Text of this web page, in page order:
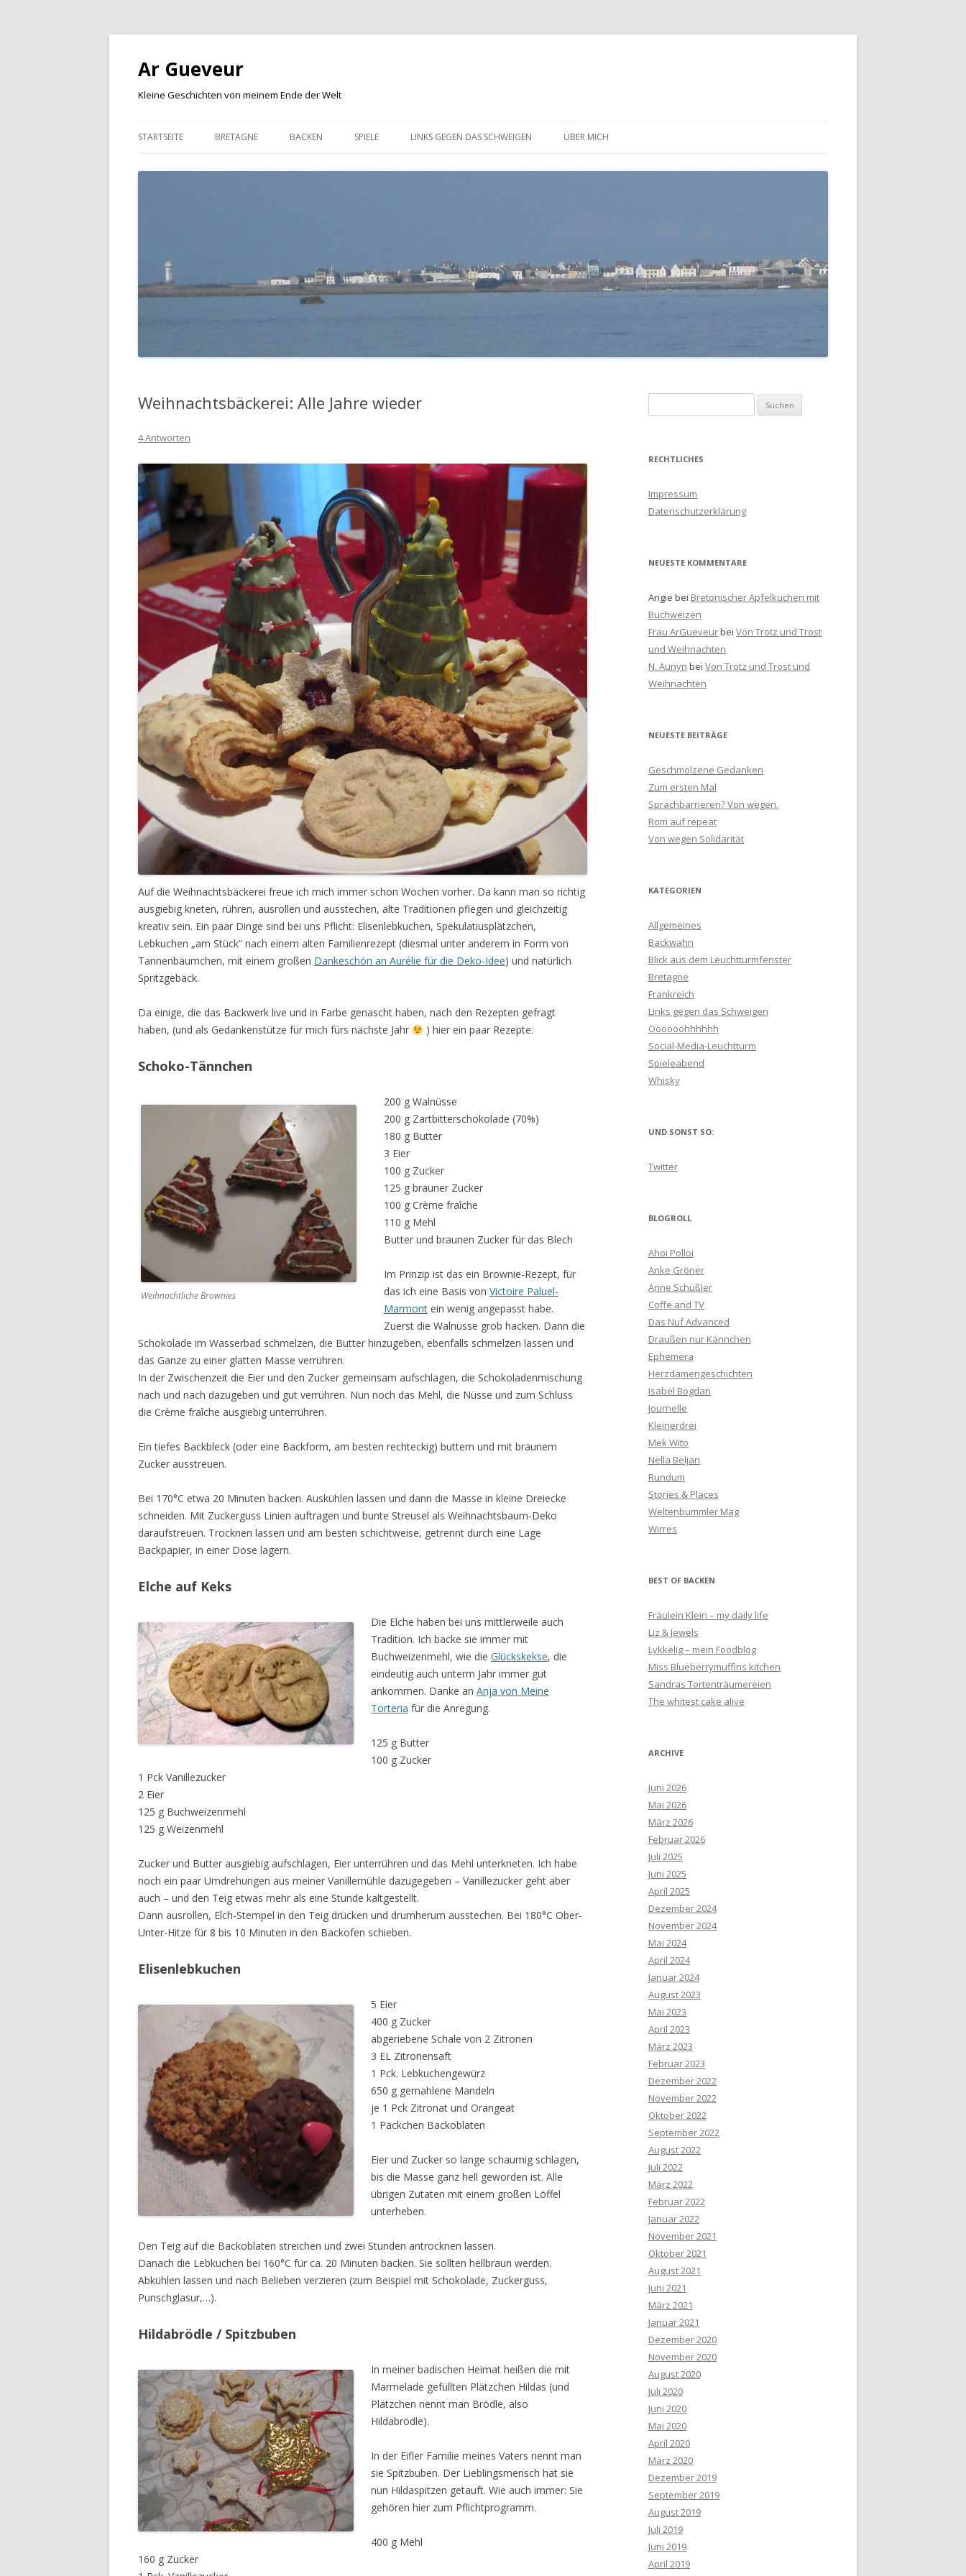
Ar Gueveur
Kleine Geschichten von meinem Ende der Welt
zum
STARTSEITE BRETAGNE BACKEN SPIELE LINKS GEGEN DAS SCHWEIGEN ÜBER MICH
Weihnachtsbäckerei: Alle Jahre wieder
4 Antworten
Auf die Weihnachtsbäckerei freue ich mich immer schon Wochen vorher. Da kann man so richtig
ausgiebig kneten, rühren, ausrollen und ausstechen, alte Traditionen pflegen und gleichzeitig
kreativ sein. Ein paar Dinge sind bei uns Pflicht: Elisenlebkuchen, Spekulatiusplätzchen,
Lebkuchen „am Stück“ nach einem alten Familienrezept (diesmal unter anderem in Form von
Tannenbäumchen, mit einem großen Dankeschön an Aurélie für die Deko-Idee) und natürlich
Spritzgebäck.
Da einige, die das Backwerk live und in Farbe genascht haben, nach den Rezepten gefragt
haben, (und als Gedankenstütze für mich fürs nächste Jahr
) hier ein paar Rezepte:
Schoko-Tännchen
Weihnachtliche Brownies
200 g Walnüsse
200 g Zartbitterschokolade (70%)
180 g Butter
3 Eier
100 g Zucker
125 g brauner Zucker
100 g Crème fraîche
110 g Mehl
Butter und braunen Zucker für das Blech
Im Prinzip ist das ein Brownie-Rezept, für
das ich eine Basis von Victoire Paluel-
Marmont ein wenig angepasst habe.
Zuerst die Walnüsse grob hacken. Dann die
Schokolade im Wasserbad schmelzen, die Butter hinzugeben, ebenfalls schmelzen lassen und
das Ganze zu einer glatten Masse verrühren.
In der Zwischenzeit die Eier und den Zucker gemeinsam aufschlagen, die Schokoladenmischung
nach und nach dazugeben und gut verrühren. Nun noch das Mehl, die Nüsse und zum Schluss
die Crème fraîche ausgiebig unterrühren.
Ein tiefes Backbleck (oder eine Backform, am besten rechteckig) buttern und mit braunem
Zucker ausstreuen.
Bei 170°C etwa 20 Minuten backen. Auskühlen lassen und dann die Masse in kleine Dreiecke
schneiden. Mit Zuckerguss Linien auftragen und bunte Streusel als Weihnachtsbaum-Deko
daraufstreuen. Trocknen lassen und am besten schichtweise, getrennt durch eine Lage
Backpapier, in einer Dose lagern.
Elche auf Keks
Die Elche haben bei uns mittlerweile auch
Tradition. Ich backe sie immer mit
Buchweizenmehl, wie die Glückskekse, die
eindeutig auch unterm Jahr immer gut
ankommen. Danke an Anja von Meine
Torteria für die Anregung.
125 g Butter
100 g Zucker
1 Pck Vanillezucker
2 Eier
125 g Buchweizenmehl
125 g Weizenmehl
Zucker und Butter ausgiebig aufschlagen, Eier unterrühren und das Mehl unterkneten. Ich habe
noch ein paar Umdrehungen aus meiner Vanillemühle dazugegeben – Vanillezucker geht aber
auch – und den Teig etwas mehr als eine Stunde kaltgestellt.
Dann ausrollen, Elch-Stempel in den Teig drücken und drumherum ausstechen. Bei 180°C Ober-
Unter-Hitze für 8 bis 10 Minuten in den Backofen schieben.
Elisenlebkuchen
5 Eier
400 g Zucker
abgeriebene Schale von 2 Zitronen
3 EL Zitronensaft
1 Pck. Lebkuchengewürz
650 g gemahlene Mandeln
je 1 Pck Zitronat und Orangeat
1 Päckchen Backoblaten
Eier und Zucker so lange schaumig schlagen,
bis die Masse ganz hell geworden ist. Alle
übrigen Zutaten mit einem großen Löffel
unterheben.
Den Teig auf die Backoblaten streichen und zwei Stunden antrocknen lassen.
Danach die Lebkuchen bei 160°C für ca. 20 Minuten backen. Sie sollten hellbraun werden.
Abkühlen lassen und nach Belieben verzieren (zum Beispiel mit Schokolade, Zuckerguss,
Punschglasur,…).
Hildabrödle / Spitzbuben
In meiner badischen Heimat heißen die mit
Marmelade gefüllten Plätzchen Hildas (und
Plätzchen nennt man Brödle, also
Hildabrödle).
In der Eifler Familie meines Vaters nennt man
sie Spitzbuben. Der Lieblingsmensch hat sie
nun Hildaspitzen getauft. Wie auch immer: Sie
gehören hier zum Pflichtprogramm.
400 g Mehl
160 g Zucker
u
RECHTLICHES
Impressum
Datenschutzerklärung
NEUESTE KOMMENTARE
Angie bei Bretonischer Apfelkuchen mit
Buchweizen
Frau ArGueveurbei Von Trotz und Trost
und Weihnachten
N. Aunyn bei Von Trotz und Trost und
Weihnachten
NEUESTE BEITRÄGE
Geschmolzene Gedanken
Zum ersten Mal
Sprachbarrieren? Von wegen.
Rom auf repeat
Von wegen Solidarität
KATEGORIEN
Allgemeines
Backwahn
Blick aus dem Leuchtturmfenster
Bretagne
Frankreich
Links gegen das Schweigen
Oooooohhhhhh
Social-Media-Leuchtturm
Spieleabend
Whisky
UND SONST SO:
Twitter
BLOGROLL
Ahoi Polloi
Anke Gröner
Anne Schüßler
Coffe and TV
Das Nuf Advanced
Draußen nur Kännchen
Ephemera
Herzdamengeschichten
Isabel Bogdan
Journelle
Kleinerdrei
Mek Wito
Nella Beljan
Rundum
Stories & Places
Weltenbummler Mag
Wirres
BEST OF BACKEN
Fräulein Klein – my daily life
Liz & Jewels
Lykkelig – mein Foodblog
Miss Blueberrymuffins kitchen
Sandras Tortenträumereien
The whitest cake alive
ARCHIVE
Juni 2026
Mai 2026
März 2026
Februar 2026
Juli 2025
Juni 2025
April 2025
Dezember 2024
November 2024
Mai 2024
April 2024
Januar 2024
August 2023
Mai 2023
April 2023
März 2023
Februar 2023
Dezember 2022
November 2022
Oktober 2022
September 2022
August 2022
Juli 2022
März 2022
Februar 2022
Januar 2022
November 2021
Oktober 2021
August 2021
Juni 2021
März 2021
Januar 2021
Dezember 2020
November 2020
August 2020
Juli 2020
Juni 2020
Mai 2020
April 2020
März 2020
Dezember 2019
September 2019
August 2019
Juli 2019
Juni 2019
April 2019